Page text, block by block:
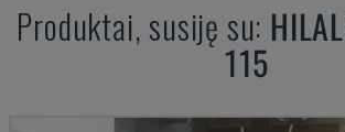
Produktai, susiję su:
115